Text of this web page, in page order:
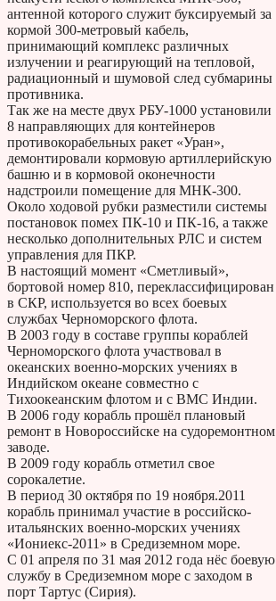
антенной которого служит буксируемый за
кормой 300-метровый кабель,
принимающий комплекс различных
излучении и реагирующий на тепловой,
радиационный и шумовой след субмарины
противника.
Так же на месте двух РБУ-1000 установили
8 направляющих для контейнеров
противокорабельных ракет «Уран»,
демонтировали кормовую артиллерийскую
башню и в кормовой оконечности
надстроили помещение для МНК-300.
Около ходовой рубки разместили системы
постановок помех ПК-10 и ПК-16, а также
несколько дополнительных РЛС и систем
управления для ПКР.
В настоящий момент «Сметливый»,
бортовой номер 810, переклассифицирован
в СКР, используется во всех боевых
службах Черноморского флота.
В 2003 году в составе группы кораблей
Черноморского флота участвовал в
океанских военно-морских учениях в
Индийском океане совместно с
Тихоокеанским флотом и с ВМС Индии.
В 2006 году корабль прошёл плановый
ремонт в Новороссийске на судоремонтном
заводе.
В 2009 году корабль отметил свое
сорокалетие.
В период 30 октября по 19 ноября.2011
корабль принимал участие в российско-
итальянских военно-морских учениях
«Иониекс-2011» в Средиземном море.
С 01 апреля по 31 мая 2012 года нёс боевую
службу в Средиземном море с заходом в
порт Тартус (Сирия).